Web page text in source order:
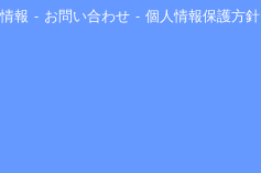
報 お問い合わせ
個人情報保護方針